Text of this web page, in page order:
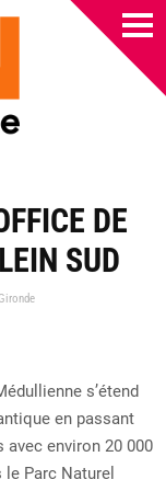
DE
SUD
s’étend
en passant
avec environ 20 000
Parc Naturel